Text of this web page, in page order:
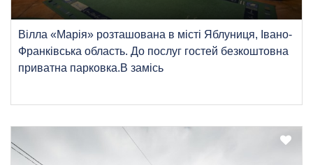
Вілла «Марія» розташована в місті Яблуниця, Івано-
Франківська область. До послуг гостей безкоштовна
приватна парковка.В замісь